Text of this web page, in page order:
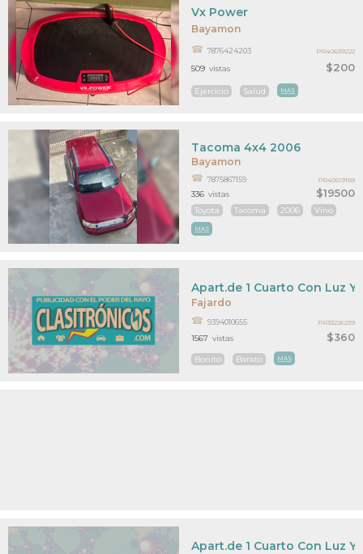
Bayamon
$200
Vx Power
7876424203
Ejercicio Salud MAS
509 vistas
PR40639222
Bayamon
$19500
Tacoma 4x4 2006
7875867159
Toyota Tacoma 2006 Vino
MAS
336 vistas
PR40519158
Fajardo
$360
Apart.de 1 Cuarto Con Luz
9394010655
Bonito Barato MAS
1567 vistas
PR33226239
Apart.de 1 Cuarto Con Luz